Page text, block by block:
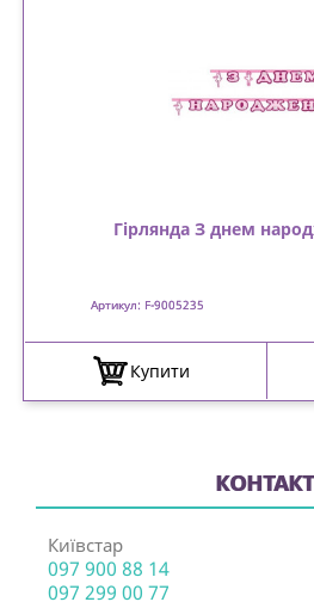
Гірлянда З днем
Артикул: F-9005235
Купити
Київстар
097 900 88 14
097 299 00 77